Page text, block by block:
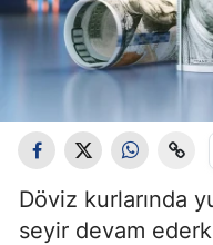
Döviz kurlarında
seyir devam